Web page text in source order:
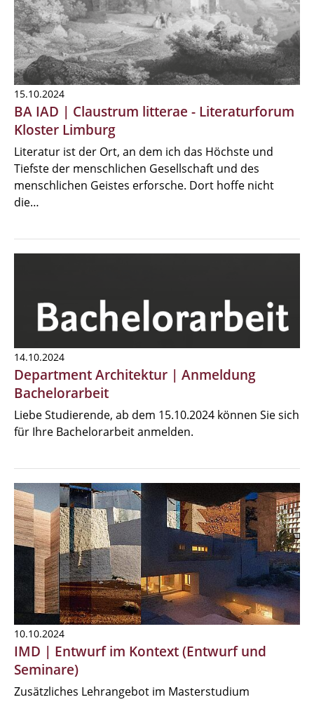
15.10.2024
BA IAD | Claustrum litterae - Literaturforum
Kloster Limburg
Literatur ist der Ort, an dem ich das Höchste und
Tiefste der menschlichen Gesellschaft und des
menschlichen Geistes erforsche. Dort hoffe nicht
die…
14.10.2024
Department Architektur | Anmeldung
Bachelorarbeit
Liebe Studierende, ab dem 15.10.2024 können Sie sich
für Ihre Bachelorarbeit anmelden.
10.10.2024
IMD | Entwurf im Kontext (Entwurf und
Seminare)
Zusätzliches Lehrangebot im Masterstudium